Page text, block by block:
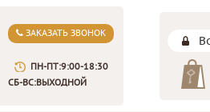
ЗАКАЗАТЬ ЗВОНОК
ПН-ПТ:9:00-18:30
СБ-ВС:ВЫХОДНОЙ